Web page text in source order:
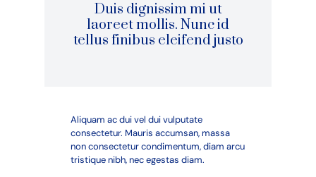
Duis dignissim mi ut
laoreet mollis. Nunc id
tellus finibus eleifend justo
Aliquam ac dui vel dui vulputate
consectetur. Mauris accumsan, massa
non consectetur condimentum, diam arcu
tristique nibh, nec egestas diam.